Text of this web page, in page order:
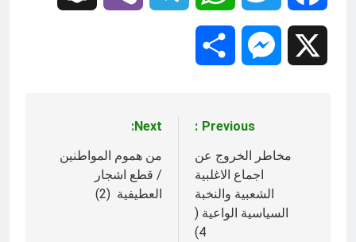
Messenger
المقالات
Previous:
مخاطر الخروج عن
اجماع الاغلبية
الشعبية والنخبة
السياسية الواعية (
4)
Next:
من هموم المواطنين
/ قطع اشجار
العطيفية (2)